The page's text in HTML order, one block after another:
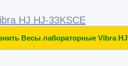
HJ HJ-33KSCE
Весы лабораторные Vibra HJ